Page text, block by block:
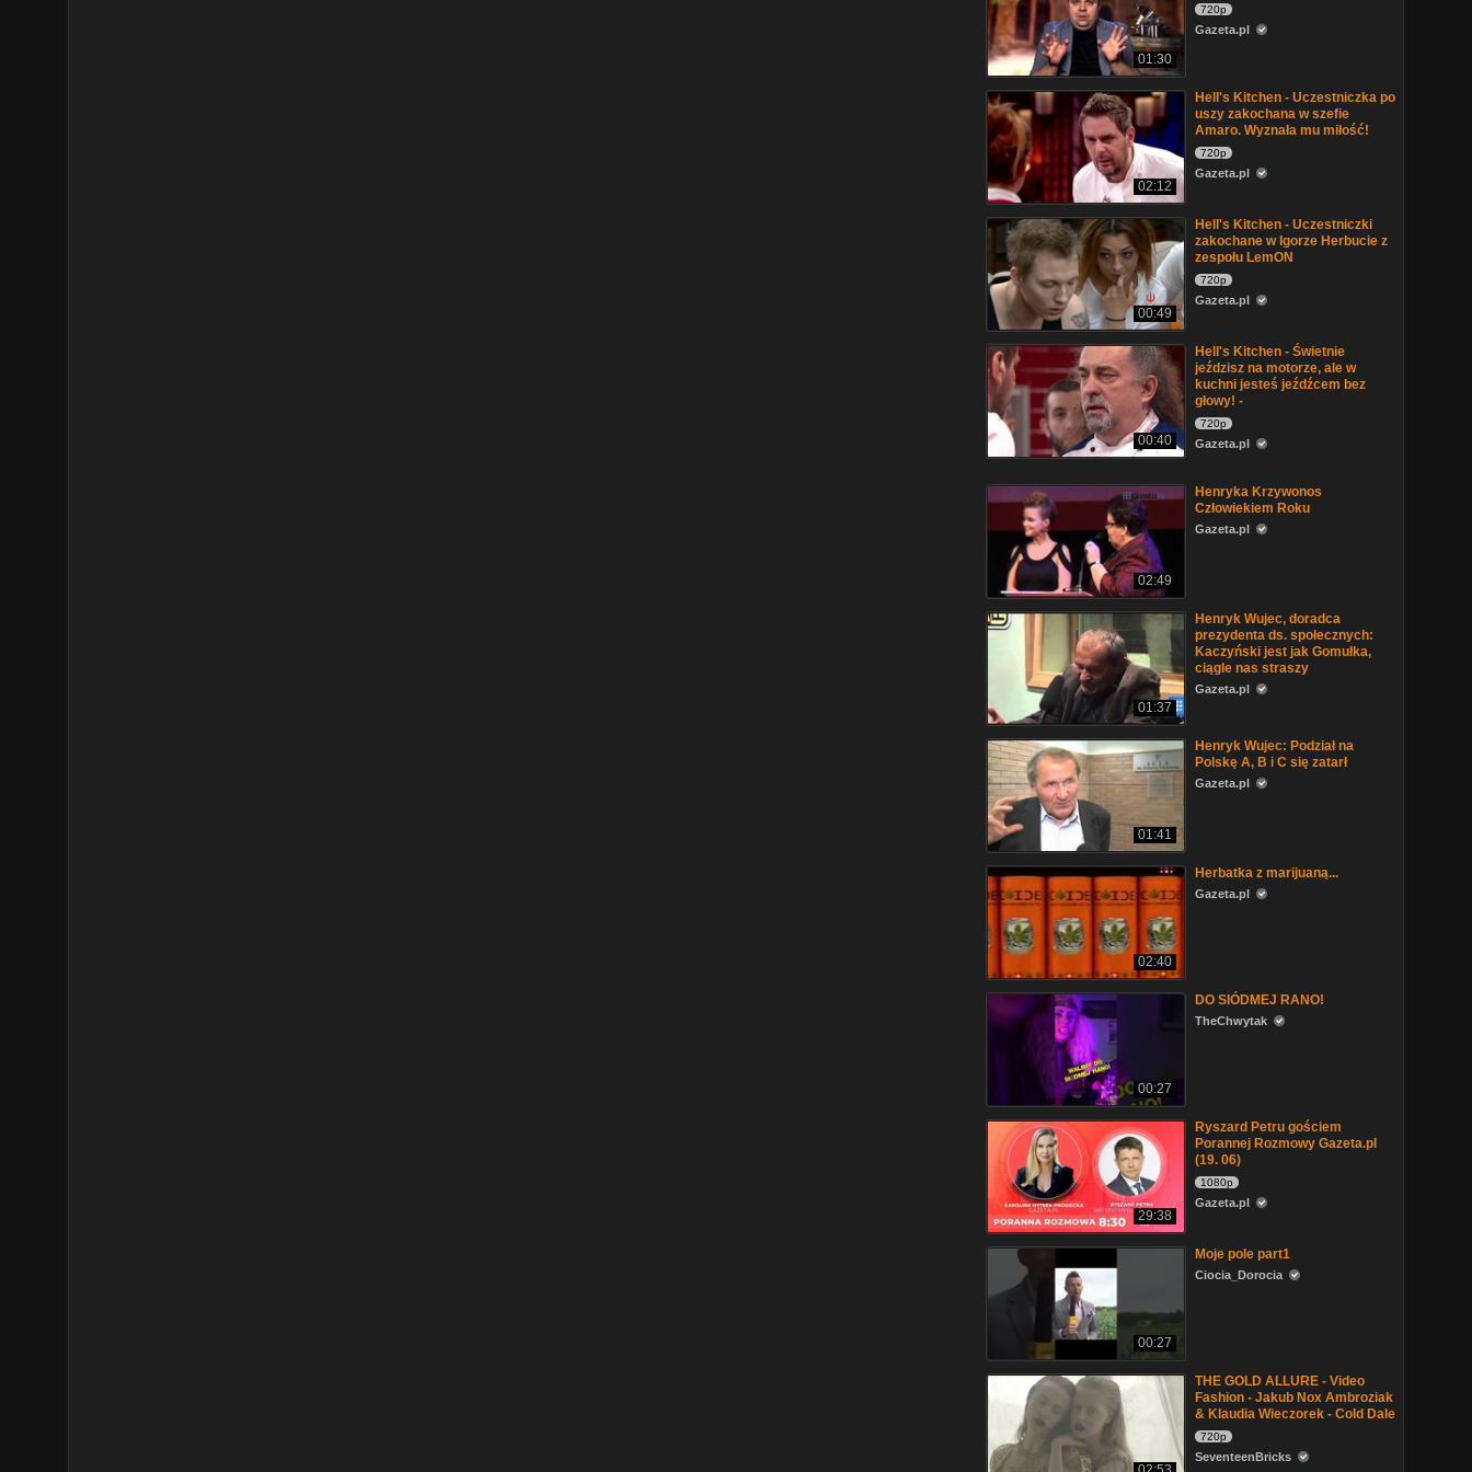
01:30
720p
Gazeta.pl
02:12
Hell's Kitchen - Uczestniczka po
uszy zakochana w szefie
Amaro. Wyznała mu miłość!
720p
Gazeta.pl
00:49
Hell's Kitchen - Uczestniczki
zakochane w Igorze Herbucie z
zespołu LemON
720p
Gazeta.pl
00:40
Hell's Kitchen - Świetnie
jeździsz na motorze, ale w
kuchni jesteś jeźdźcem bez
głowy! -
720p
Gazeta.pl
02:49
Henryka Krzywonos
Człowiekiem Roku
Gazeta.pl
01:37
Henryk Wujec, doradca
prezydenta ds. społecznych:
Kaczyński jest jak Gomułka,
ciągle nas straszy
Gazeta.pl
01:41
Henryk Wujec: Podział na
Polskę A, B i C się zatarł
Gazeta.pl
02:40
Herbatka z marijuaną...
Gazeta.pl
00:27
DO SIÓDMEJ RANO!
TheChwytak
29:38
Ryszard Petru gościem
Porannej Rozmowy Gazeta.pl
(19. 06)
1080p
Gazeta.pl
00:27
Moje pole part1
Ciocia_Dorocia
THE GOLD ALLURE - Video
Fashion - Jakub Nox Ambroziak
& Klaudia Wieczorek - Cold Dale
720p
SeventeenBricks